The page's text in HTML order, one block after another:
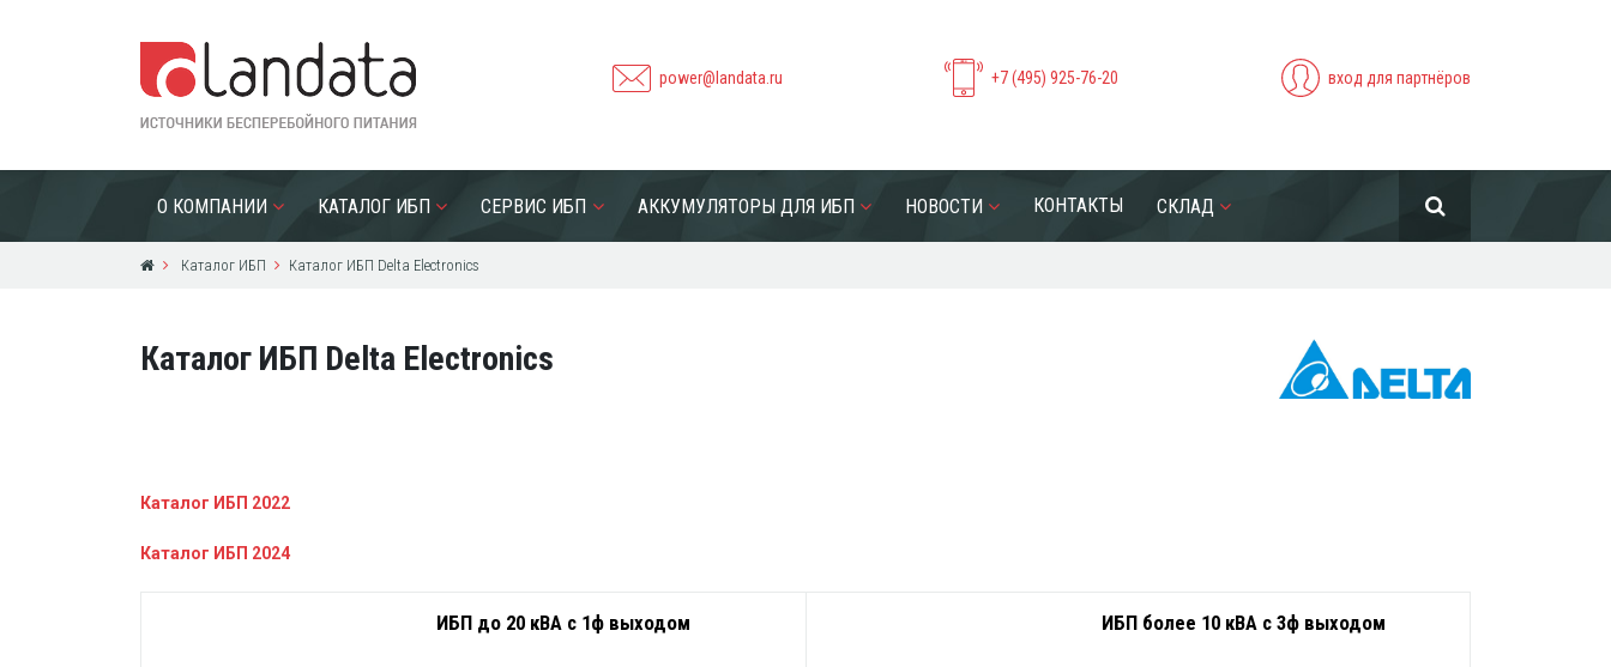
power@landata.ru +7 (495) 925-76-20 вход для партнёров
О КОМПАНИИ КАТАЛОГ ИБП СЕРВИС ИБП АККУМУЛЯТОРЫ ДЛЯ ИБП НОВОСТИ КОНТАКТЫ СКЛАД
Каталог ИБП Каталог ИБП Delta Electronics
Каталог ИБП Delta Electronics
Каталог ИБП 2022
Каталог ИБП 2024
ИБП до 20 кВА с 1ф выходом ИБП более 10 кВА с 3ф выходом